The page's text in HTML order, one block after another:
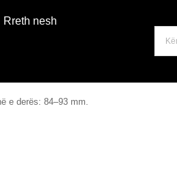
Rreth nesh
e derës: 84–93 mm.